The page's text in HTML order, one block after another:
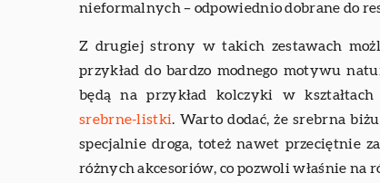
nieformalnych – odpowiednio dobrane do
Z drugiej strony w takich zestawach
przykład do bardzo modnego motywu
będą na przykład kolczyki w
srebrne-listki. Warto dodać, że srebrna
specjalnie droga, toteż nawet przeciętnie
różnych akcesoriów, co pozwoli właśnie na